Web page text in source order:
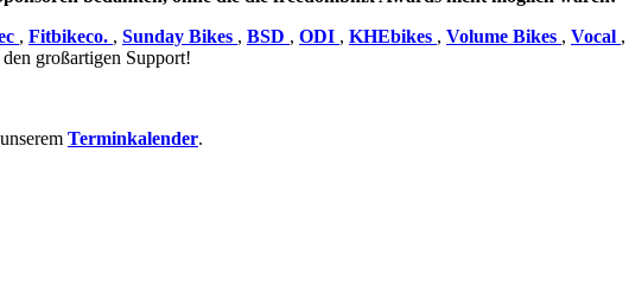
, Fitbikeco. , Sunday Bikes , BSD , ODI , KHEbikes , Volume Bikes , Vocal ,
großartigen Support!
Terminkalender.​